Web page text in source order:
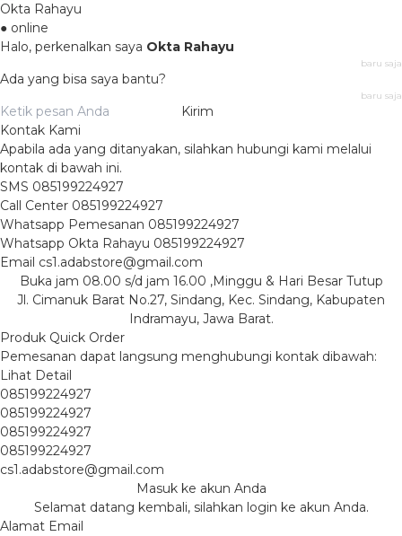
Okta Rahayu
● online
Halo, perkenalkan saya Okta Rahayu
baru saja
Ada yang bisa saya bantu?
baru saja
Kirim
Kontak Kami
Apabila ada yang ditanyakan, silahkan hubungi kami melalui
kontak di bawah ini.
SMS 085199224927
Call Center 085199224927
Whatsapp Pemesanan 085199224927
Whatsapp Okta Rahayu 085199224927
Email cs1.adabstore@gmail.com
Buka jam 08.00 s/d jam 16.00 ,Minggu & Hari Besar Tutup
Jl. Cimanuk Barat No.27, Sindang, Kec. Sindang, Kabupaten
Indramayu, Jawa Barat.
Produk Quick Order
Pemesanan dapat langsung menghubungi kontak dibawah:
Lihat Detail
085199224927
085199224927
085199224927
085199224927
cs1.adabstore@gmail.com
Masuk ke akun Anda
Selamat datang kembali, silahkan login ke akun Anda.
Alamat Email